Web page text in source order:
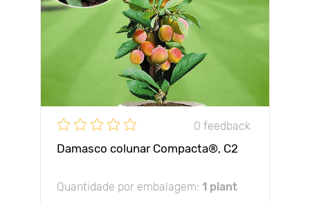
0 feedback
Damasco colunar Compacta®, C2
Quantidade por embalagem: 1 plant